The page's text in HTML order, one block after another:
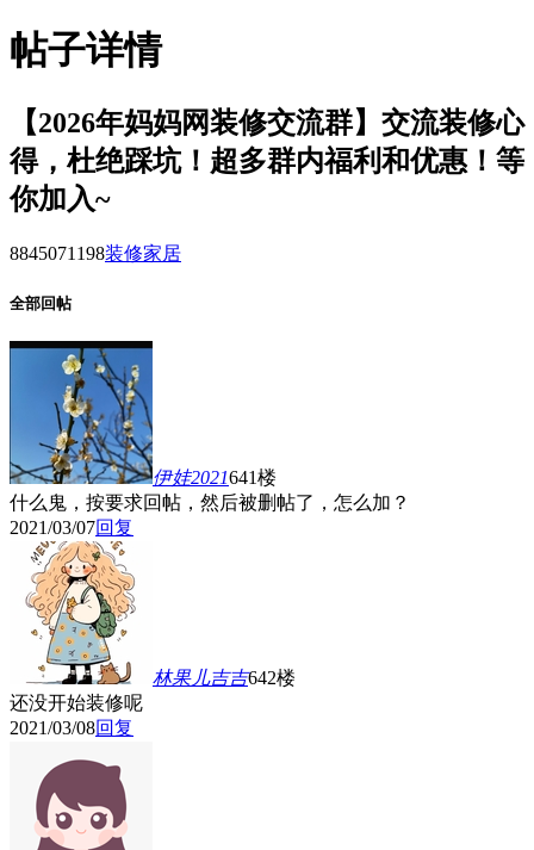
帖子详情
【2026年妈妈网装修交流群】交流装修心
得，杜绝踩坑！超多群内福利和优惠！等
你加入~
8845071198装修家居
全部回帖
伊娃2021641楼
什么鬼，按要求回帖，然后被删帖了，怎么加？
2021/03/07回复
林果儿吉吉642楼
还没开始装修呢
2021/03/08回复